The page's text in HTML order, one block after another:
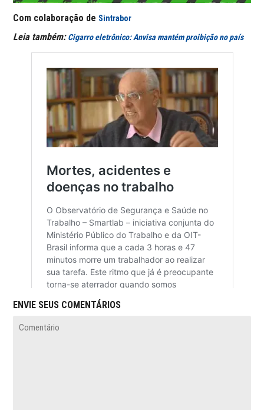
Com colaboração de Sintrabor
Leia também:Cigarro eletrônico: Anvisa mantém proibição no país
ENVIE SEUS COMENTÁRIOS